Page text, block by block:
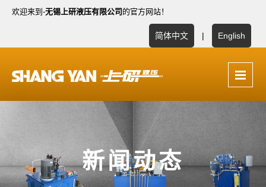
欢迎来到-无锡上研液压有限公司 的官方网站！
简体中文 | English
新闻动态